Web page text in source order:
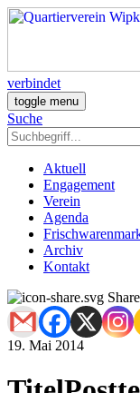
verbindet
toggle menu
Suche
Aktuell
Engagement
Verein
Agenda
Archiv
Kontakt
Share
19. Mai 2014